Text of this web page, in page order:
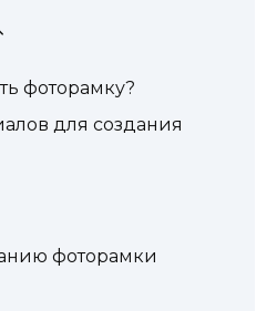
фоторамку?
для создания
фоторамки